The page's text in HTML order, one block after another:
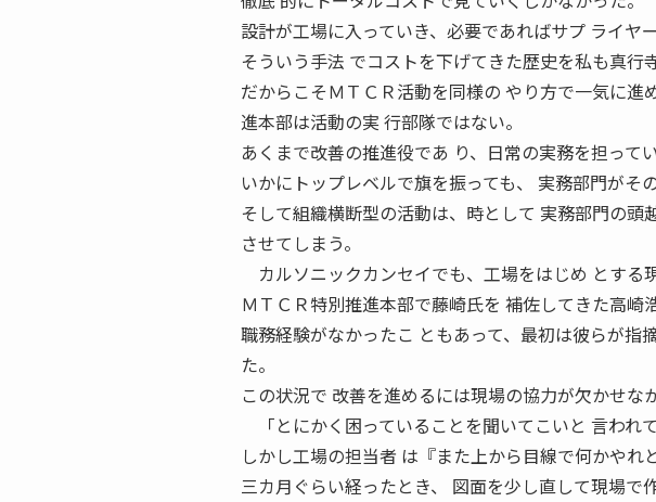
設計が工場に入っていき、必要であればサプ ライヤ
そういう手法 でコストを下げてきた歴史を私も真行
だからこそＭＴＣＲ活動を同様の やり方で一気に
進本部は活動の実 行部隊ではない。
あくまで改善の推進役であ り、日常の実務を担って
いかにトップレベルで旗を振っても、 実務部門がそ
そして組織横断型の活動は、時として 実務部門の
させてしまう。
カルソニックカンセイでも、工場をはじめ とする
ＭＴＣＲ特別推進本部で藤崎氏を 補佐してきた高
職務経験がなかったこ ともあって、最初は彼らが指
た。
この状況で 改善を進めるには現場の協力が欠かせな
「とにかく困っていることを聞いてこいと 言われ
しかし工場の担当者 は『また上から目線で何かやれ
三カ月ぐらい経ったとき、 図面を少し直して現場